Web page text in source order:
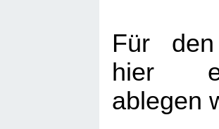
Für den
hier
ablegen